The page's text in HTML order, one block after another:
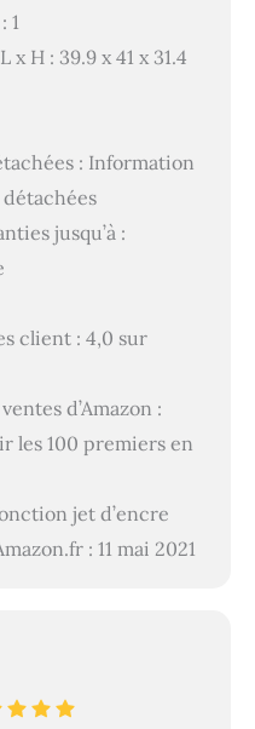
1
H : 39.9 x 41 x 31.4
: Information
jusqu’à :
client : 4,0 sur
d’Amazon :
les 100 premiers en
jet d’encre
: 11 mai 2021